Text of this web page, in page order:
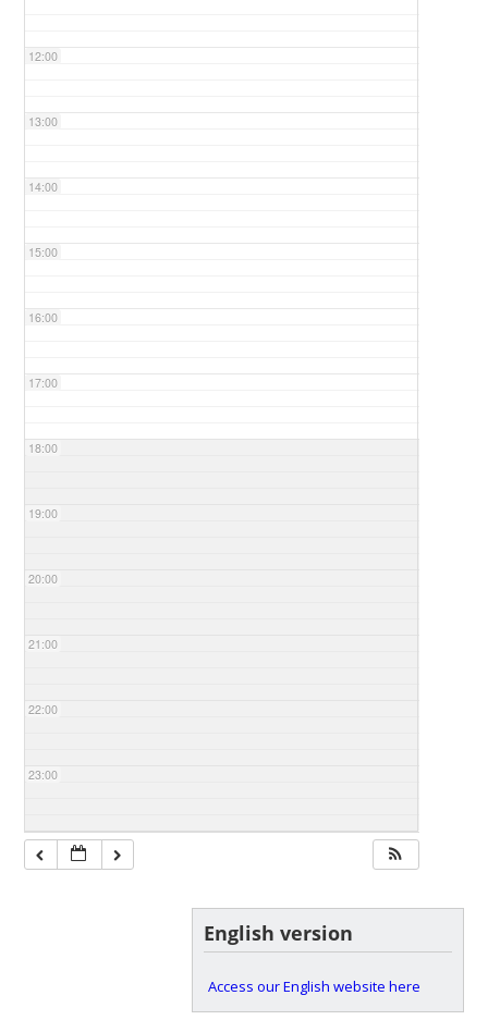
12:00
13:00
14:00
15:00
16:00
17:00
18:00
19:00
20:00
21:00
22:00
23:00
English version
Access our English website here